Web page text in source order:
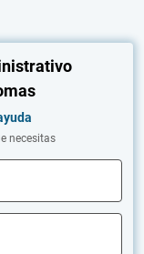
necesitas